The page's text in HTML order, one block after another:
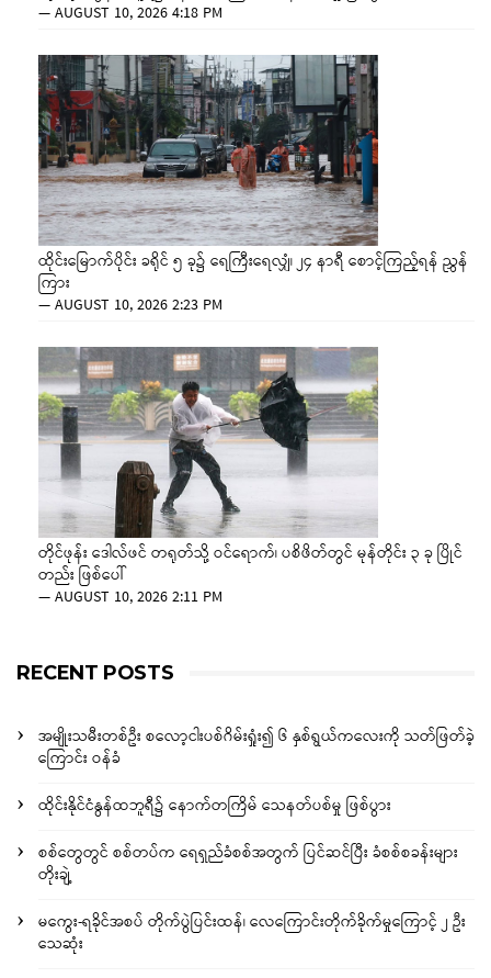
—AUGUST 10, 2026 4:18 PM
ထိုင်းမြောက်ပိုင်း ခရိုင် ၅ ခု၌ ရေကြီးရေလျှံ၊ ၂၄ နာရီ စောင့်ကြည့်ရန် ညွှန်
ကြား
—AUGUST 10, 2026 2:23 PM
တိုင်ဖုန်း ဒေါလ်ဖင် တရုတ်သို့ ဝင်ရောက်၊ ပစိဖိတ်တွင် မုန်တိုင်း ၃ ခု ပြိုင်
တည်း ဖြစ်ပေါ်
—AUGUST 10, 2026 2:11 PM
RECENT POSTS
အမျိုးသမီးတစ်ဦး စလော့ငါးပစ်ဂိမ်းရှုံး၍ ၆ နှစ်ရွယ်ကလေးကို သတ်ဖြတ်ခဲ့
ကြောင်း ဝန်ခံ
ထိုင်းနိုင်ငံနွန်ထဘူရီ၌ နောက်တကြိမ် သေနတ်ပစ်မှု ဖြစ်ပွား
စစ်တွေတွင် စစ်တပ်က ရေရှည်ခံစစ်အတွက် ပြင်ဆင်ပြီး ခံစစ်စခန်းများ
တိုးချဲ့
မကွေး-ရခိုင်အစပ် တိုက်ပွဲပြင်းထန်၊ လေကြောင်းတိုက်ခိုက်မှုကြောင့် ၂ ဦး
သေဆုံး